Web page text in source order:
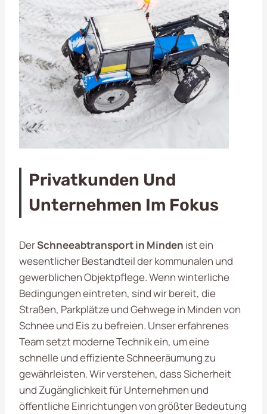
Privatkunden Und
Unternehmen Im Fokus
DerSchneeabtransport in Minden ist ein
wesentlicher Bestandteil der kommunalen und
gewerblichen Objektpflege. Wenn winterliche
Bedingungen eintreten, sind wir bereit, die
Straßen, Parkplätze und Gehwege in Minden von
Schnee und Eis zu befreien. Unser erfahrenes
Team setzt moderne Technik ein, um eine
schnelle und effiziente Schneeräumung zu
gewährleisten. Wir verstehen, dass Sicherheit
und Zugänglichkeit für Unternehmen und
öffentliche Einrichtungen von größter Bedeutung